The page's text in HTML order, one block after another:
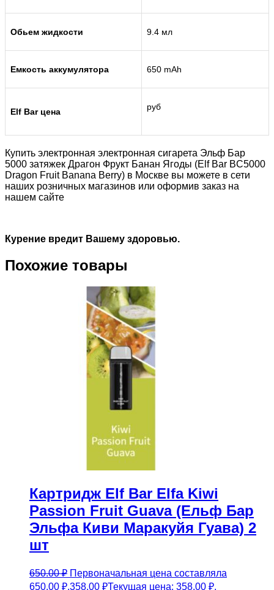
Обьем жидкости 9.4 мл
Емкость аккумулятора 650 mAh
Elf Bar цена руб
Купить электронная электронная сигарета Эльф Бар
5000 затяжек Драгон Фрукт Банан Ягоды (Elf Bar BC5000
Dragon Fruit Banana Berry) в Москве вы можете в сети
наших розничных магазинов или оформив заказ на
нашем сайте
Курение вредит Вашему здоровью.
Похожие товары
Картридж Elf Bar Elfa Kiwi
Passion Fruit Guava (Ельф Бар
Эльфа Киви Маракуйя Гуава) 2
шт
650.00₽ Первоначальная цена составляла
650.00 ₽.358.00 ₽Текущая цена: 358.00 ₽.